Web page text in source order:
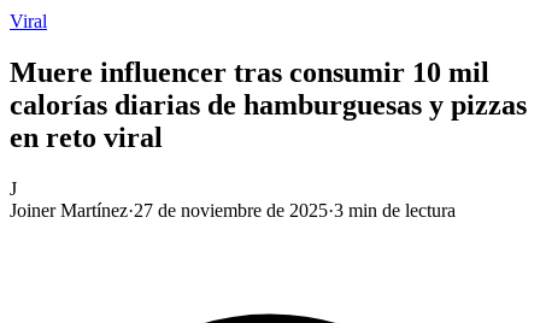
Viral
Muere influencer tras consumir 10 mil
calorías diarias de hamburguesas y pizzas
en reto viral
J
Joiner Martínez·27 de noviembre de 2025·3 min de lectura